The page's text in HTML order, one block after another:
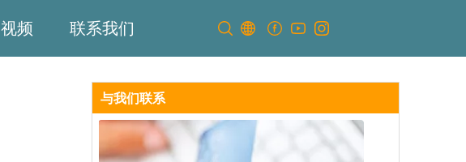
视频 联系我们
与我们联系